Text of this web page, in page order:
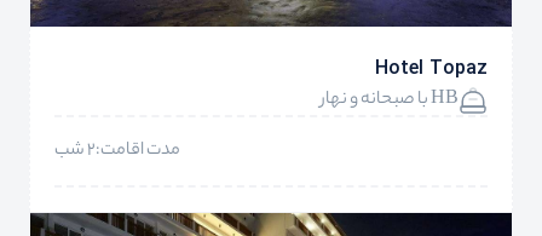
Hotel Topaz
HB با صبحانه و نهار
مدت اقامت:2 شب